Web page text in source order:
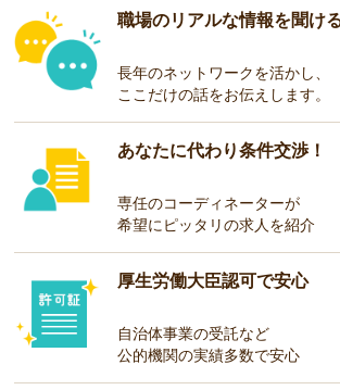
職場のリアルな情報を聞け
長年のネットワークを活かし、
ここだけの話をお伝えします。
あなたに代わり条件交渉！
専任のコーディネーターが
希望にピッタリの求人を紹介
厚生労働大臣認可で安心
自治体事業の受託など
公的機関の実績多数で安心